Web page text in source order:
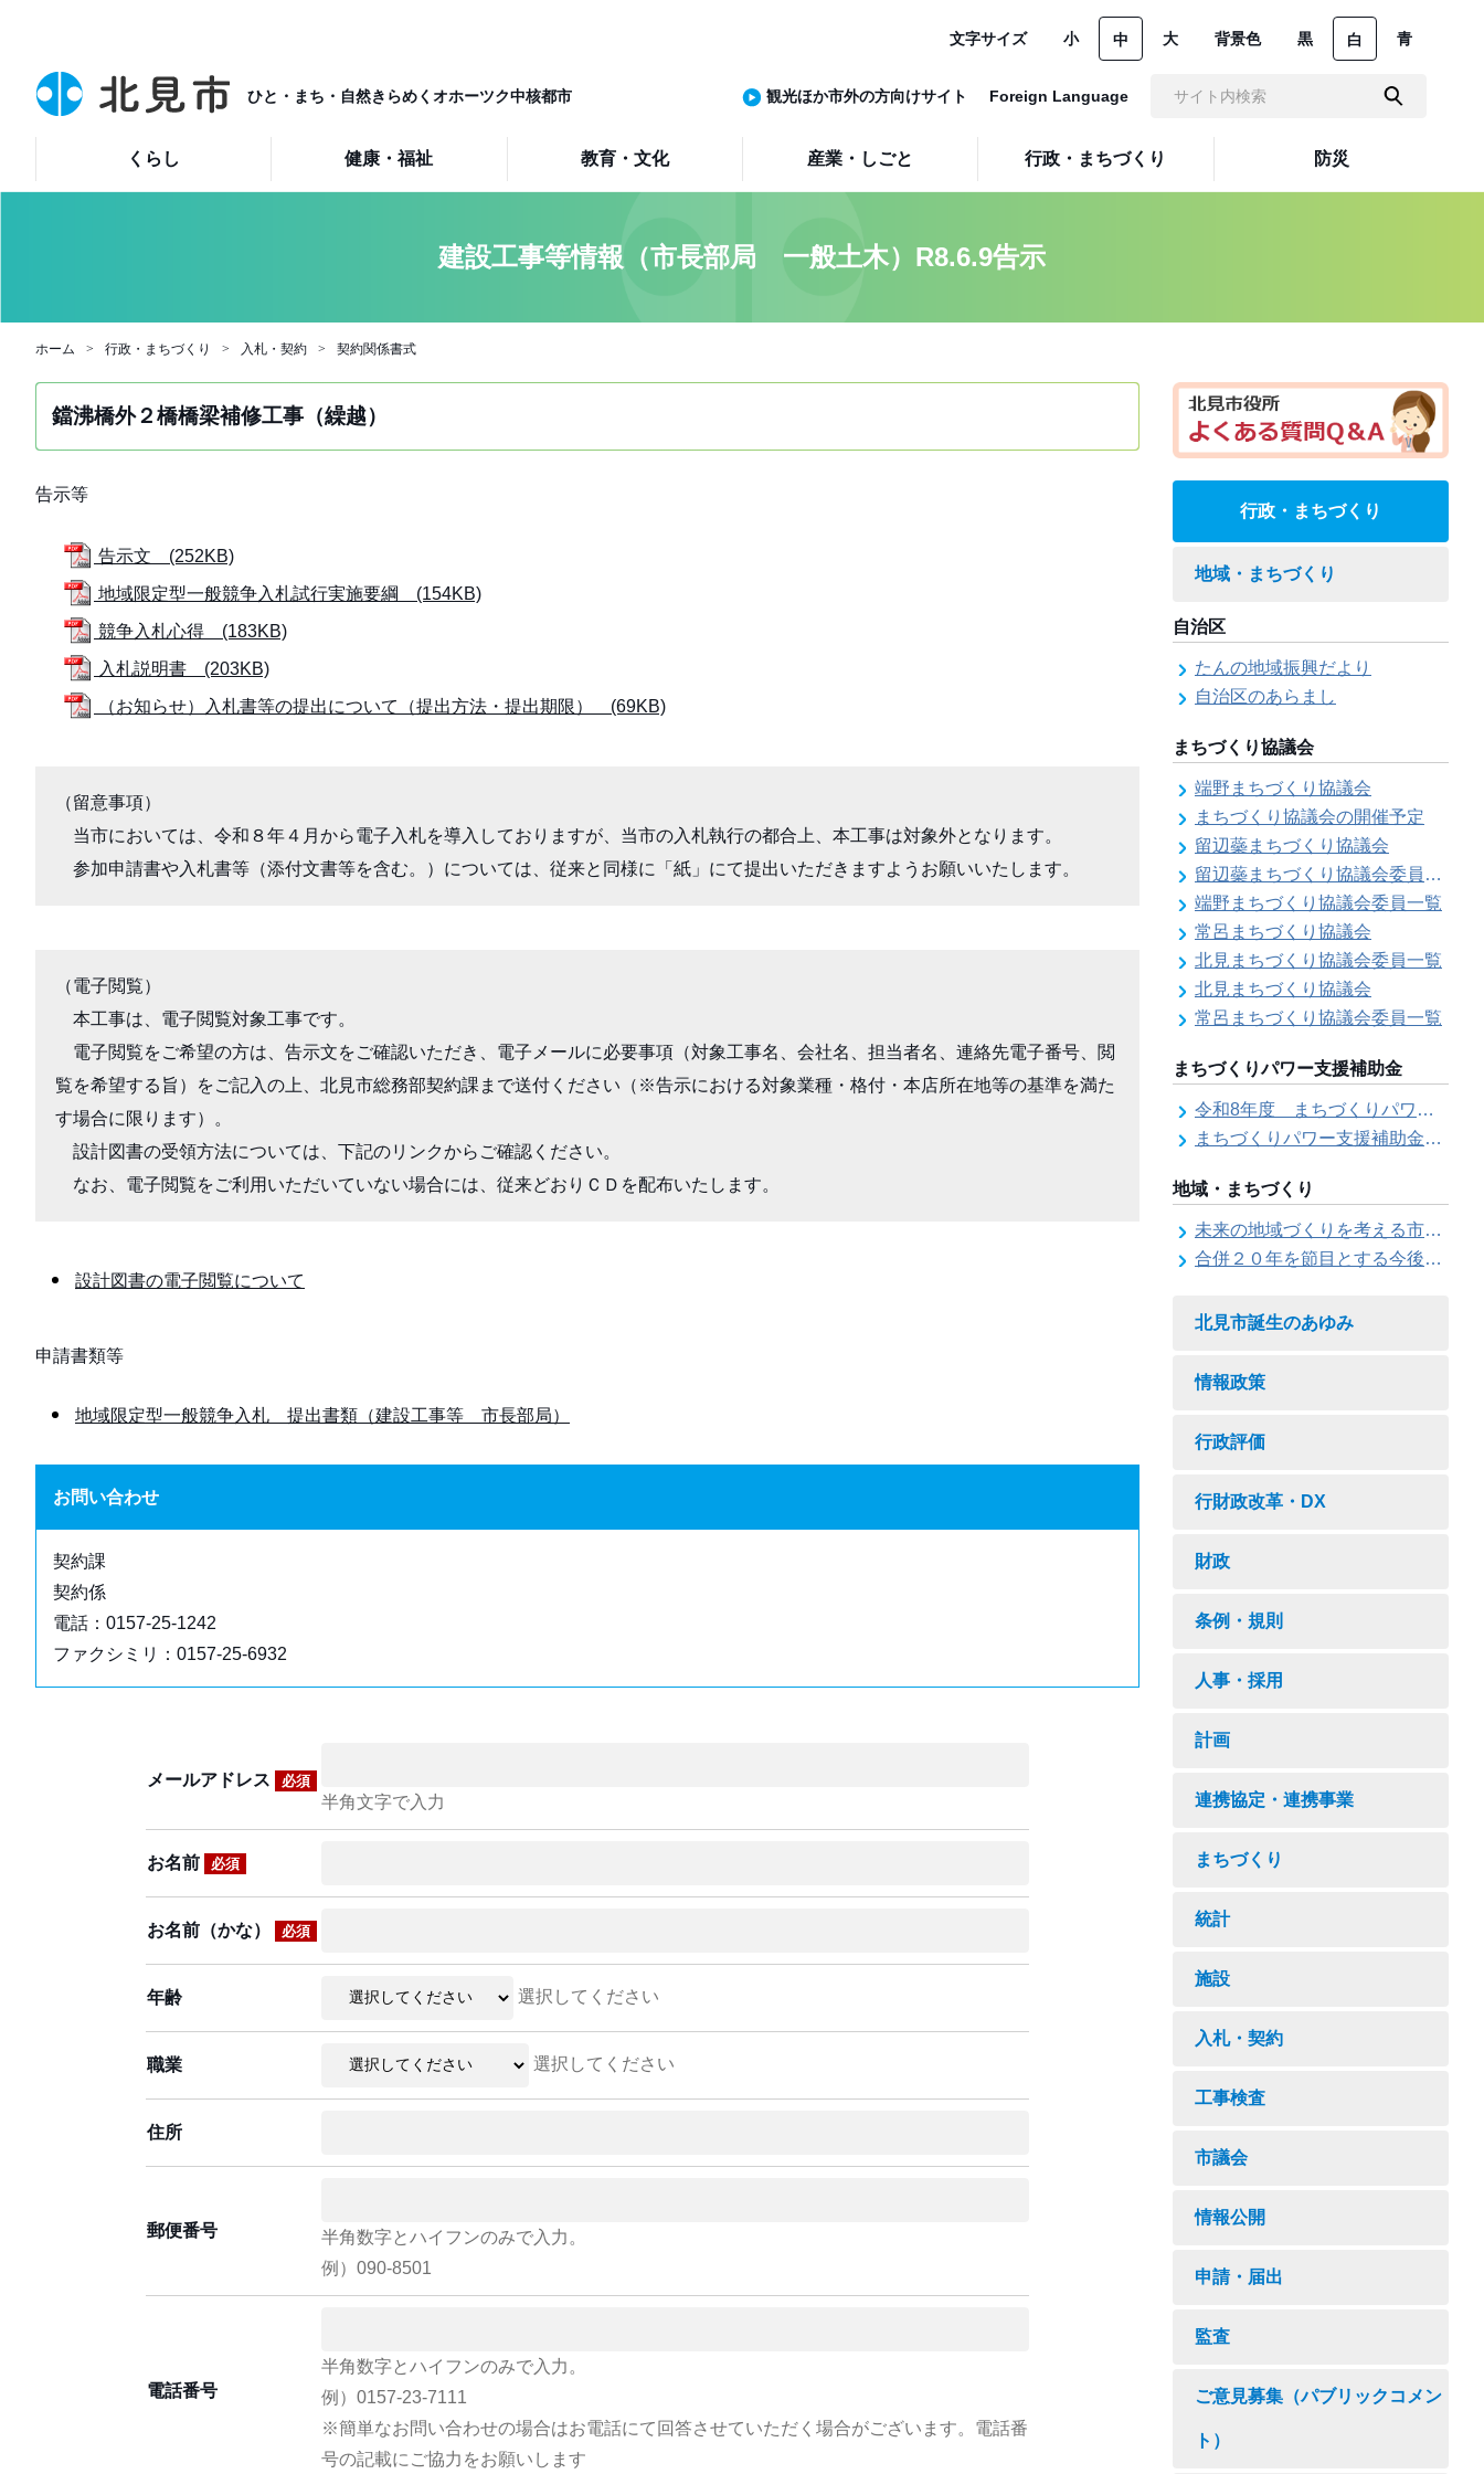
ひと・まち・自然きらめくオホーツク中核都市
くらし 健康・福祉 教育・文化 産業・しごと 行政・まちづくり 防災
文字サイズ 小 中 大 背景色 黒 白 青
観光ほか市外の方向けサイト Foreign Language
建設工事等情報（市長部局 一般土木）R8.6.9告示
ホーム 行政・まちづくり 入札・契約 契約関係書式
鐺沸橋外２橋橋梁補修工事（繰越）
告示等
告示文 (252KB)
地域限定型一般競争入札試行実施要綱 (154KB)
競争入札心得 (183KB)
入札説明書 (203KB)
（お知らせ）入札書等の提出について（提出方法・提出期限） (69KB)
（留意事項）
当市においては、令和８年４月から電子入札を導入しておりますが、当市の入札執行の都合上、本工事は対象外となります。
参加申請書や入札書等（添付文書等を含む。）については、従来と同様に「紙」にて提出いただきますようお願いいたします。
（電子閲覧）
本工事は、電子閲覧対象工事です。
電子閲覧をご希望の方は、告示文をご確認いただき、電子メールに必要事項（対象工事名、会社名、担当者名、連絡先電子番号、閲
覧を希望する旨）をご記入の上、北見市総務部契約課まで送付ください（※告示における対象業種・格付・本店所在地等の基準を満た
す場合に限ります）。
設計図書の受領方法については、下記のリンクからご確認ください。
なお、電子閲覧をご利用いただいていない場合には、従来どおりＣＤを配布いたします。
設計図書の電子閲覧について
申請書類等
地域限定型一般競争入札 提出書類（建設工事等 市長部局）
お問い合わせ
契約課
契約係
電話：0157-25-1242
ファクシミリ：0157-25-6932
メールアドレス 必須
半角文字で入力
お名前 必須
お名前（かな） 必須
年齢 選択してください
職業 選択してください
住所
郵便番号
半角数字とハイフンのみで入力。
例）090-8501
電話番号
半角数字とハイフンのみで入力。
例）0157-23-7111
※簡単なお問い合わせの場合はお電話にて回答させていただく場合がございます。電話番
号の記載にご協力をお願いします
行政・まちづくり
地域・まちづくり
自治区
たんの地域振興だより
自治区のあらまし
まちづくり協議会
端野まちづくり協議会
まちづくり協議会の開催予定
留辺蘂まちづくり協議会
留辺蘂まちづくり協議会委員一覧
端野まちづくり協議会委員一覧
常呂まちづくり協議会
北見まちづくり協議会委員一覧
北見まちづくり協議会
常呂まちづくり協議会委員一覧
まちづくりパワー支援補助金
令和8年度 まちづくりパワー支援補助金の募集【受付は終了しました。】
まちづくりパワー支援補助金の交付結果
地域・まちづくり
未来の地域づくりを考える市民会議
合併２０年を節目とする今後の地域づくりに関する市長懇話会
北見市誕生のあゆみ
情報政策
行政評価
行財政改革・DX
財政
条例・規則
人事・採用
計画
連携協定・連携事業
まちづくり
統計
施設
入札・契約
工事検査
市議会
情報公開
申請・届出
監査
ご意見募集（パブリックコメン
ト）